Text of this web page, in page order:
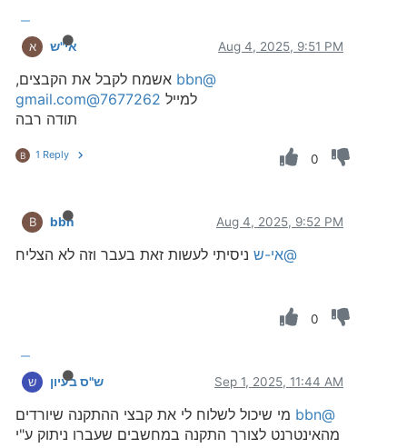
א אי"ש Aug 4, 2025, 9:51 PM
@bbn
אשמח לקבל את הקבצים,
למייל 7677262@gmail.com
תודה רבה
B 1 Reply 0
B bbn Aug 4, 2025, 9:52 PM
@אי-ש ניסיתי לעשות זאת בעבר וזה לא הצליח
0
ש ש"ס בעיון Sep 1, 2025, 11:44 AM
@bbn
מי שיכול לשלוח לי את קבצי ההתקנה שיורדים
מהאינטרנט לצורך התקנה במחשבים שעברו ניתוק ע"י